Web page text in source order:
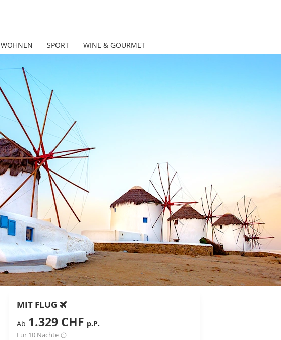
WOHNEN SPORT WINE & GOURMET
MIT FLUG
Ab 1.329 CHF p.P.
Für 10 Nächte